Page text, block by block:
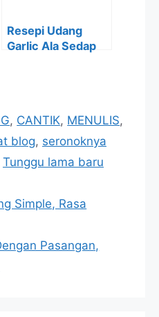
Resepi Udang
Garlic Ala Sedap
, CANTIK, MENULIS,
blog, seronoknya
Tunggu lama baru
Simple, Rasa
Pasangan,